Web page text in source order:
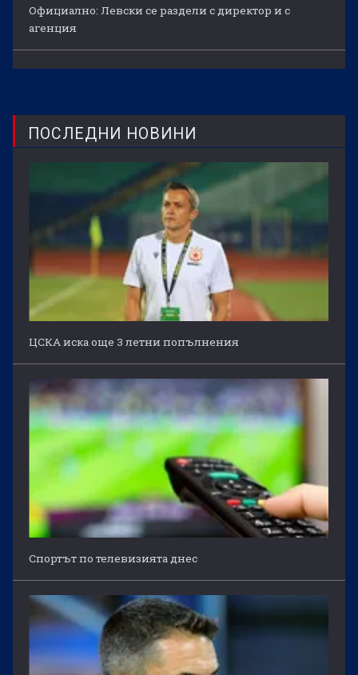
Официално: Левски се раздели с директор и с
агенция
ПОСЛЕДНИ НОВИНИ
ЦСКА иска още 3 летни попълнения
Спортът по телевизията днес